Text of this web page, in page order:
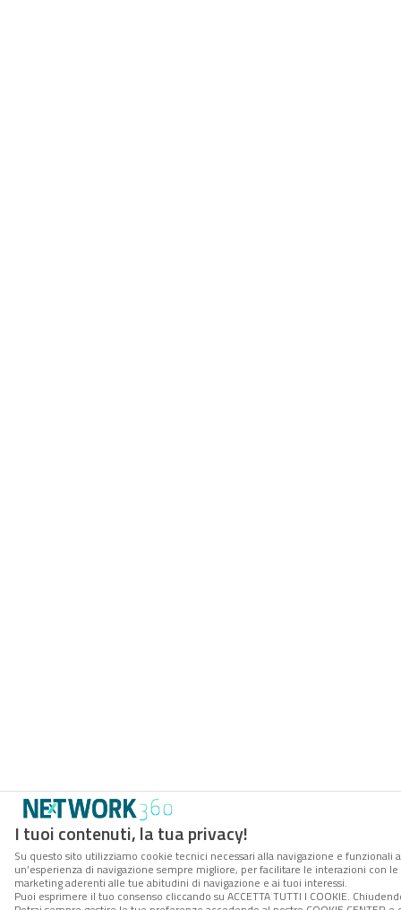
I tuoi contenuti, la tua privacy!
Su questo sito utilizziamo cookie tecnici necessari alla navigazione e
un’esperienza di navigazione sempre migliore, per facilitare le interazioni con
marketing aderenti alle tue abitudini di navigazione e ai tuoi interessi.
Puoi esprimere il tuo consenso cliccando su ACCETTA TUTTI I COOKIE.